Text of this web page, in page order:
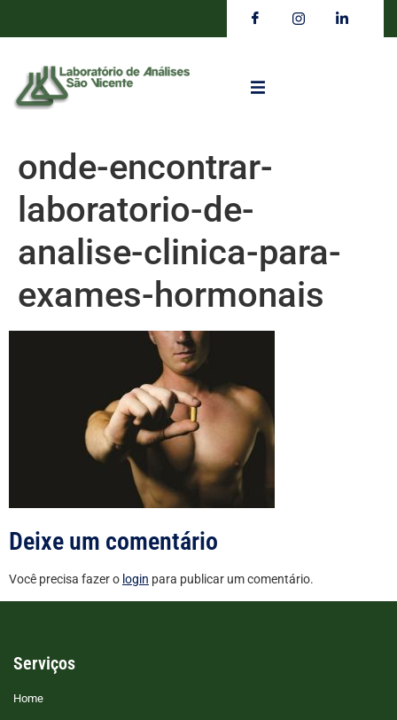
onde-encontrar-
laboratorio-de-
analise-clinica-para-
exames-hormonais
Deixe um comentário
Você precisa fazer o login para publicar um comentário.
Serviços
Home